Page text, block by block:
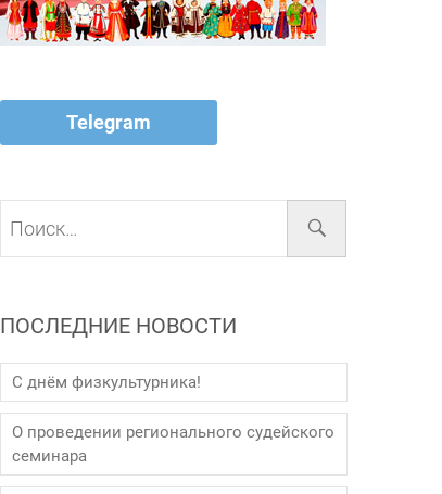
Telegram
ПОСЛЕДНИЕ НОВОСТИ
С днём физкультурника!
О проведении регионального судейского
семинара